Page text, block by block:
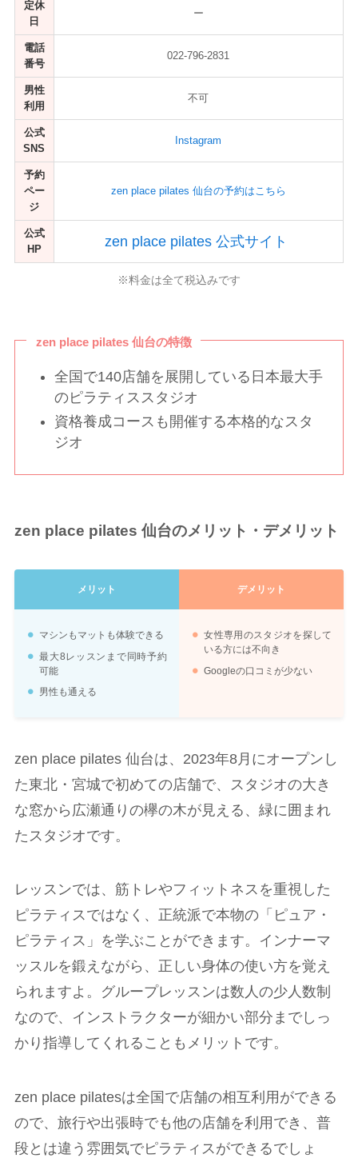
定休
日
ー
電話
番号
022-796-2831
男性
利用
不可
公式
SNS
Instagram
予約
ペー
ジ
zen place pilates 仙台の予約はこちら
公式
HP
zen place pilates 公式サイト
※料金は全て税込みです
zen place pilates 仙台の特徴
全国で140店舗を展開している日本最大手
のピラティススタジオ
資格養成コースも開催する本格的なスタ
ジオ
zen place pilates 仙台のメリット・デメリット
メリット デメリット
マシンもマットも体験できる
最大8レッスンまで同時予約
可能
男性も通える
女性専用のスタジオを探して
いる方には不向き
Googleの口コミが少ない
zen place pilates 仙台は、2023年8月にオープンし
た東北・宮城で初めての店舗で、スタジオの大き
な窓から広瀬通りの欅の木が見える、緑に囲まれ
たスタジオです。
レッスンでは、筋トレやフィットネスを重視した
ピラティスではなく、正統派で本物の「ピュア・
ピラティス」を学ぶことができます。インナーマ
ッスルを鍛えながら、正しい身体の使い方を覚え
られますよ。グループレッスンは数人の少人数制
なので、インストラクターが細かい部分までしっ
かり指導してくれることもメリットです。
zen place pilatesは全国で店舗の相互利用ができる
ので、旅行や出張時でも他の店舗を利用でき、普
段とは違う雰囲気でピラティスができるでしょ